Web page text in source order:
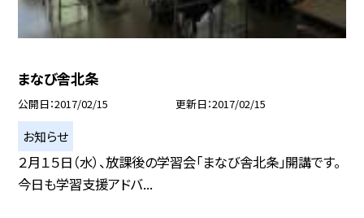
まなび舎北条
公開日 2017/02/15 更新日 2017/02/15
お知らせ
２月１５日（水）、放課後の学習会「まなび舎北条」開講です。
今日も学習支援アドバ...